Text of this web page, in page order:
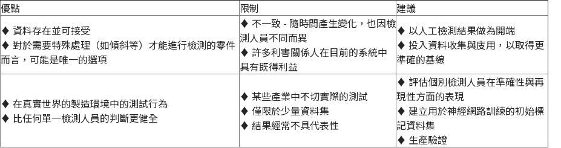
優點 限制 建議
♦ 資料存在並可接受
♦ 對於需要特殊處理（如傾斜等）才能進行檢測的零件
而言，可能是唯一的選項
♦ 不一致 - 隨時間產生變化，也因檢
測人員不同而異
♦ 許多利害關係人在目前的系統中
具有既得利益
♦ 以人工檢測結果做為開端
♦ 投入資料收集與庋用，以取得更
準確的基線
♦ 在真實世界的製造環境中的測試行為
♦ 比任何單一檢測人員的判斷更健全
♦ 某些產業中不切實際的測試
♦ 僅限於少量資料集
♦ 結果經常不具代表性
♦ 評估個別檢測人員在準確性與再
現性方面的表現
♦ 建立用於神經網路訓練的初始標
記資料集
♦ 生產驗證